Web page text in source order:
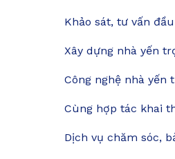
Khảo sát, tư vấn
Xây dựng nhà yến
Công nghệ nhà yến
Cùng hợp tác khai
Dịch vụ chăm sóc,